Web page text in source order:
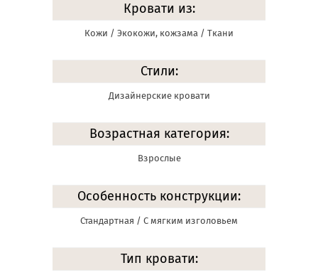
Кровати из:
Кожи / Экокожи, кожзама / Ткани
Стили:
Дизайнерские кровати
Возрастная категория:
Взрослые
Особенность конструкции:
Стандартная / С мягким изголовьем
Тип кровати: